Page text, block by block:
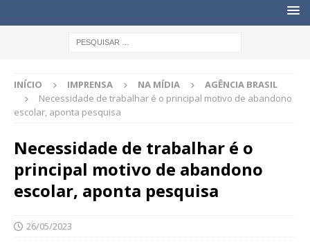
INÍCIO IMPRENSA NA MÍDIA
AGÊNCIA BRASIL
Necessidade de trabalhar é o principal motivo de abandono
escolar, aponta pesquisa
Necessidade de trabalhar é o
principal motivo de abandono
escolar, aponta pesquisa
26/05/2023